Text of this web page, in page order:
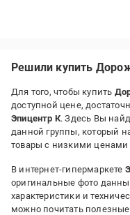
Решили купить
Для того, чтобы купить
доступной цене,
Эпицентр К. Здесь Вы
данной группы, который
товары с низкими ценами
В интернет-гипермаркете
оригинальные фото
характеристики и
можно почитать